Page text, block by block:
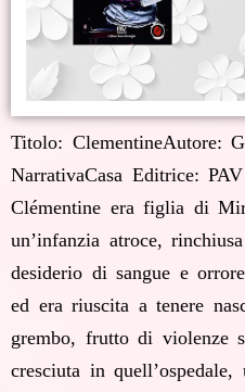
Titolo: ClementineAutore:
NarrativaCasa Editrice:
Clémentine era figlia di
un’infanzia atroce,
desiderio di sangue e
ed era riuscita a tenere
grembo, frutto di violenze
cresciuta in